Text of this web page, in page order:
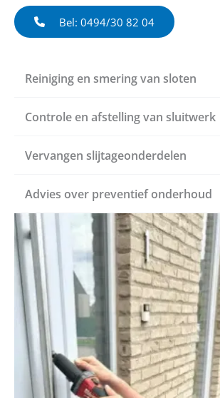
Bel: 0494/30 82 04
Reiniging en smering van sloten
Controle en afstelling van sluitwerk
Vervangen slijtageonderdelen
Advies over preventief onderhoud